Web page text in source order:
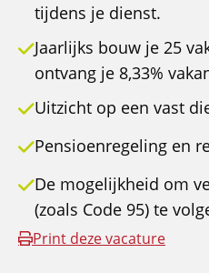
tijdens je dienst.
Jaarlijks bouw je 25
ontvang je 8,33%
Uitzicht op een vast
Pensioenregeling en
De mogelijkheid om
(zoals Code 95) te
Print deze vacature